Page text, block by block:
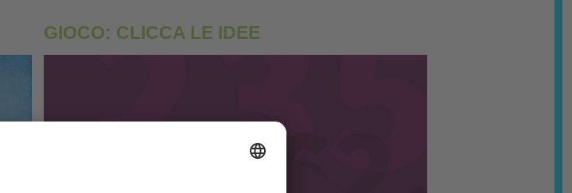
GIOCO: CLICCA LE IDEE